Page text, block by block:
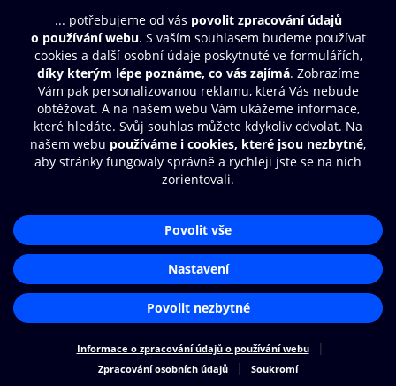
Další zábava
© O2 Czech Republic a.s.
Nákupní řád
Přístupnost
Cookies
Nastavení cookies
Aplikace O2 Knihovna
Čti a poslouchej své e-knihy a
audioknihy rychleji a pohodlněji.